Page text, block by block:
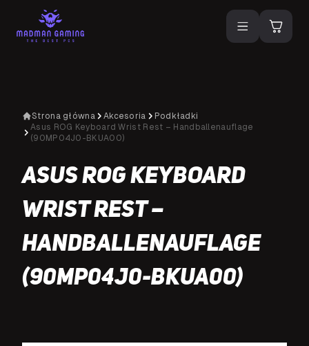
Strona główna Akcesoria
Podkładki
Asus ROG Keyboard Wrist Rest – Handballenauflage
(90MP04J0-BKUA00)
Asus ROG Keyboard
Wrist Rest –
Handballenauflage
(90MP04J0-BKUA00)